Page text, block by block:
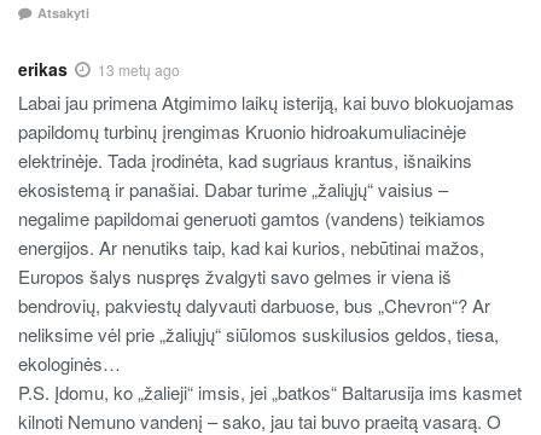
Atsakyti
erikas 13 metų ago
Labai jau primena Atgimimo laikų isteriją, kai buvo blokuojamas
papildomų turbinų įrengimas Kruonio hidroakumuliacinėje
elektrinėje. Tada įrodinėta, kad sugriaus krantus, išnaikins
ekosistemą ir panašiai. Dabar turime „žaliųjų“ vaisius –
negalime papildomai generuoti gamtos (vandens) teikiamos
energijos. Ar nenutiks taip, kad kai kurios, nebūtinai mažos,
Europos šalys nuspręs žvalgyti savo gelmes ir viena iš
bendrovių, pakviestų dalyvauti darbuose, bus „Chevron“? Ar
neliksime vėl prie „žaliųjų“ siūlomos suskilusios geldos, tiesa,
ekologinės…
P.S. Įdomu, ko „žalieji“ imsis, jei „batkos“ Baltarusija ims kasmet
kilnoti Nemuno vandenį – sako, jau tai buvo praeitą vasarą. O